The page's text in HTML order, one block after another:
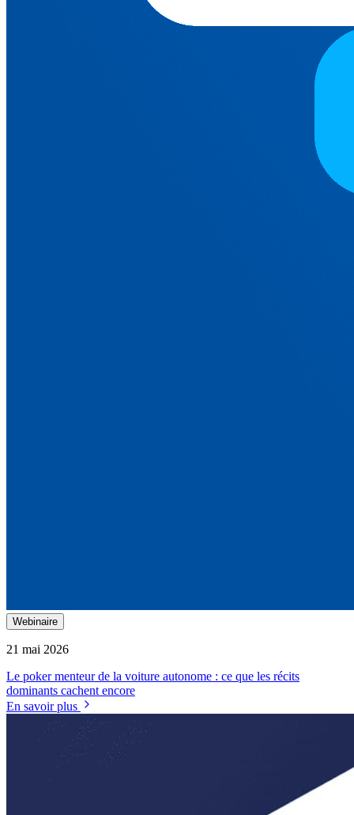
Webinaire
21 mai 2026
Le poker menteur de la voiture autonome : ce que les récits
dominants cachent encore
En savoir plus